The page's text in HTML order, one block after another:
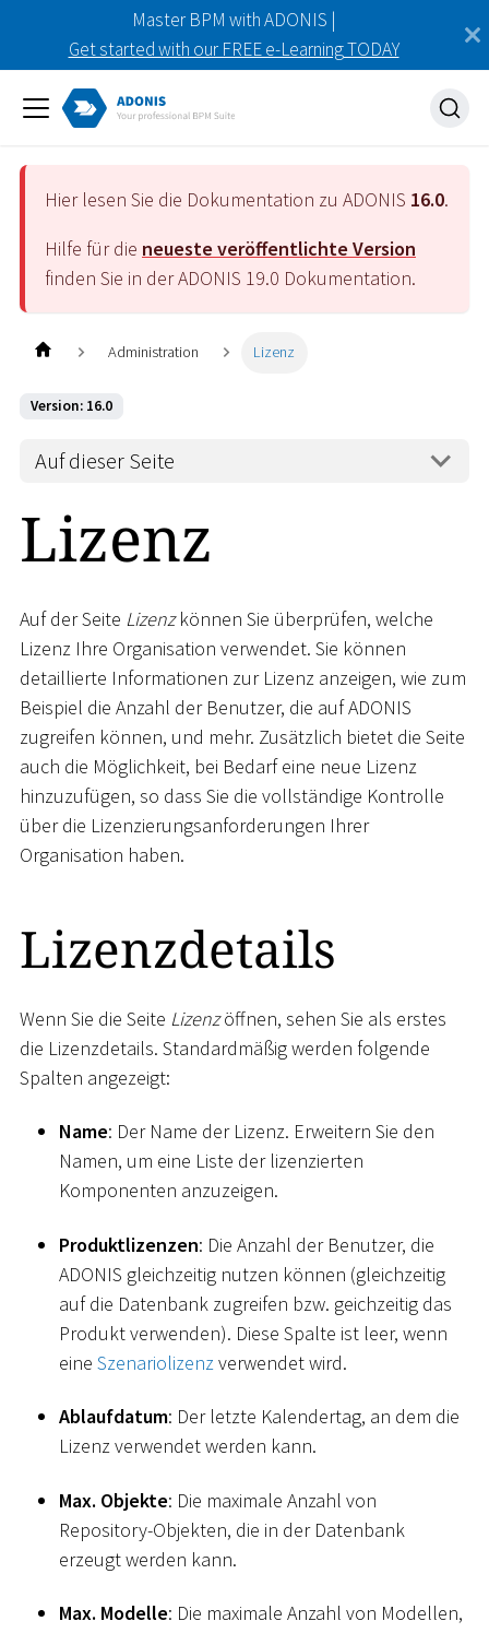
Master BPM with ADONIS |
Get started with our FREE e-Learning TODAY
Hier lesen Sie die Dokumentation zu ADONIS 16.0.
Hilfe für die neueste veröffentlichte Version
finden Sie in der ADONIS 19.0 Dokumentation.
Administration Lizenz
Version: 16.0
Auf dieser Seite
Lizenz
Auf der Seite Lizenzkönnen Sie überprüfen, welche
Lizenz Ihre Organisation verwendet. Sie können
detaillierte Informationen zur Lizenz anzeigen, wie zum
Beispiel die Anzahl der Benutzer, die auf ADONIS
zugreifen können, und mehr. Zusätzlich bietet die Seite
auch die Möglichkeit, bei Bedarf eine neue Lizenz
hinzuzufügen, so dass Sie die vollständige Kontrolle
über die Lizenzierungsanforderungen Ihrer
Organisation haben.
Lizenzdetails
Wenn Sie die Seite Lizenzöffnen, sehen Sie als erstes
die Lizenzdetails. Standardmäßig werden folgende
Spalten angezeigt:
Name: Der Name der Lizenz. Erweitern Sie den
Namen, um eine Liste der lizenzierten
Komponenten anzuzeigen.
Produktlizenzen: Die Anzahl der Benutzer, die
ADONIS gleichzeitig nutzen können (gleichzeitig
auf die Datenbank zugreifen bzw. geichzeitig das
Produkt verwenden). Diese Spalte ist leer, wenn
eine Szenariolizenzverwendet wird.
Ablaufdatum: Der letzte Kalendertag, an dem die
Lizenz verwendet werden kann.
Max. Objekte: Die maximale Anzahl von
Repository-Objekten, die in der Datenbank
erzeugt werden kann.
Max. Modelle: Die maximale Anzahl von Modellen,